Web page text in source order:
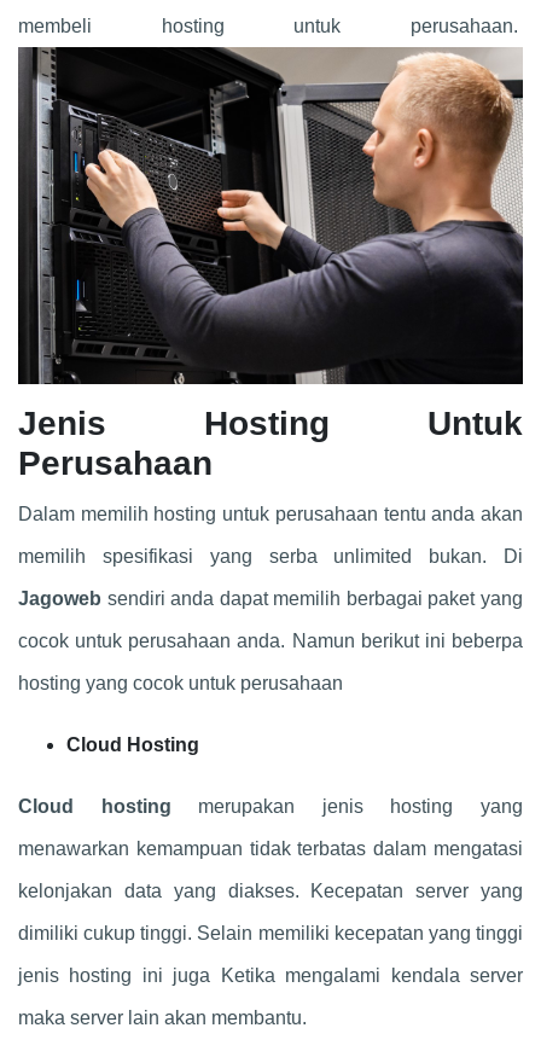
membeli hosting untuk perusahaan.
Jenis Hosting Untuk
Perusahaan
Dalam memilih hosting untuk perusahaan tentu anda akan
memilih spesifikasi yang serba unlimited bukan. Di
Jagoweb sendiri anda dapat memilih berbagai paket yang
cocok untuk perusahaan anda. Namun berikut ini beberpa
hosting yang cocok untuk perusahaan
Cloud Hosting
Cloud hosting merupakan jenis hosting yang
menawarkan kemampuan tidak terbatas dalam mengatasi
kelonjakan data yang diakses. Kecepatan server yang
dimiliki cukup tinggi. Selain memiliki kecepatan yang tinggi
jenis hosting ini juga Ketika mengalami kendala server
maka server lain akan membantu.